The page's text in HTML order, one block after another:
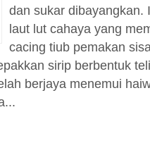
dan sukar dibayangkan.
laut lut cahaya yang
cacing tiub pemakan
sirip berbentuk
berjaya menemui